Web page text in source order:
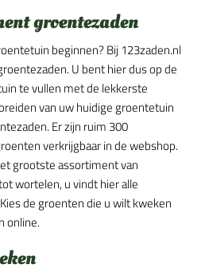
groentezaden
beginnen? Bij 123zaden.nl
U bent hier dus op de
te vullen met de lekkerste
van uw huidige groentetuin
Er zijn ruim 300
verkrijgbaar in de webshop.
grootste assortiment van
wortelen, u vindt hier alle
de groenten die u wilt kweken
online.